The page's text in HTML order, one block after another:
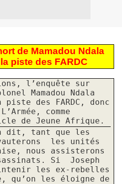
de Mamadou Ndala
piste des FARDC
l’enquête sur
Mamadou Ndala
piste des FARDC, donc
comme
de Jeune Afrique.
dit, tant que les
les unités
nous assisterons
Si
Joseph
les ex-rebelles
qu’on les éloigne de